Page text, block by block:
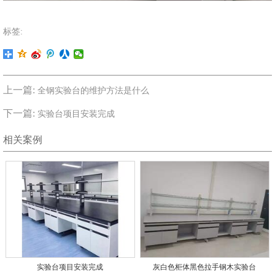
标签:
上一篇: 全钢实验台的维护方法是什么
下一篇: 实验台项目安装完成
相关案例
实验台项目安装完成 灰白色柜体黑色拉手钢木实验台